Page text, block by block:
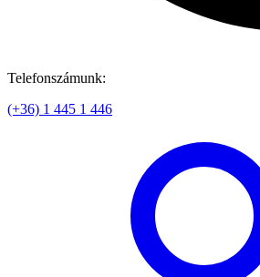
Telefonszámunk:
(+36) 1 445 1 446